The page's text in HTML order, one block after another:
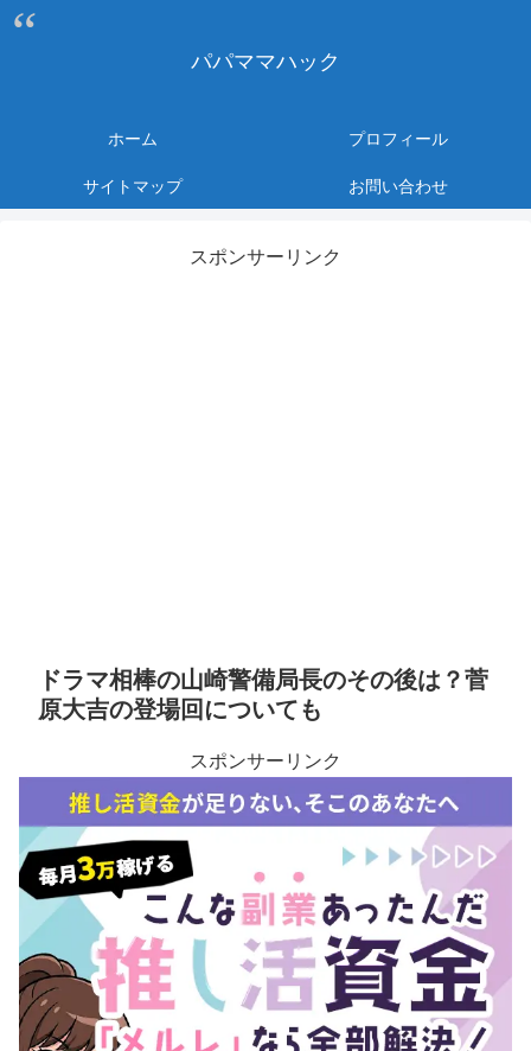
パパママハック
ホーム
プロフィール
サイトマップ
お問い合わせ
スポンサーリンク
ドラマ相棒の山崎警備局長のその後は？菅
原大吉の登場回についても
スポンサーリンク